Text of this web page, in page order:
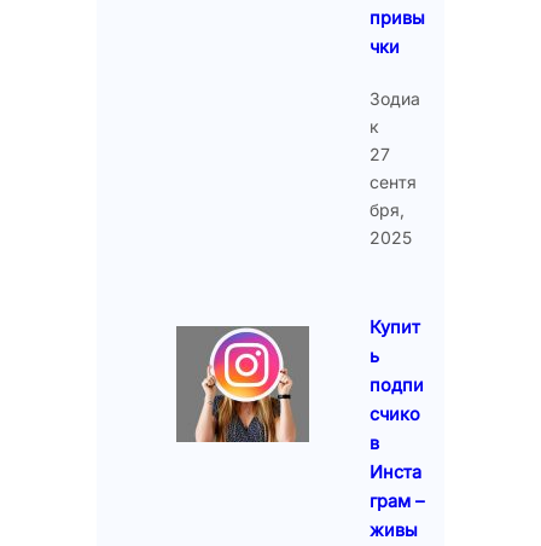
привы
чки
Зодиа
к
27
сентя
бря,
2025
Купит
ь
подпи
счико
в
Инста
грам –
живы